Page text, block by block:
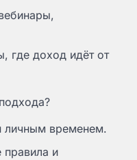
где доход идёт от
личным временем.
правила и